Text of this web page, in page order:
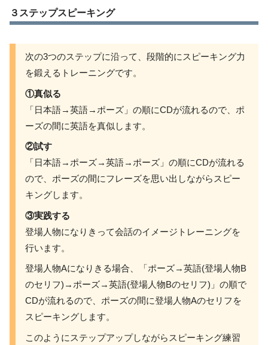
３ステップスピーキング
次の3つのステップに沿って、段階的にスピーキング力
を鍛えるトレーニングです。
①真似る
「日本語→英語→ポーズ」の順にCDが流れるので、ポ
ーズの間に英語を真似します。
②試す
「日本語→ポーズ→英語→ポーズ」の順にCDが流れる
ので、ポーズの間にフレーズを思い出しながらスピー
キングします。
③実践する
登場人物になりきって会話のイメージトレーニングを
行います。
登場人物Aになりきる場合、「ポーズ→英語(登場人物B
のセリフ)→ポーズ→英語(登場人物Bのセリフ)」の順で
CDが流れるので、ポーズの間に登場人物Aのセリフを
スピーキングします。
このようにステップアップしながらスピーキング練習